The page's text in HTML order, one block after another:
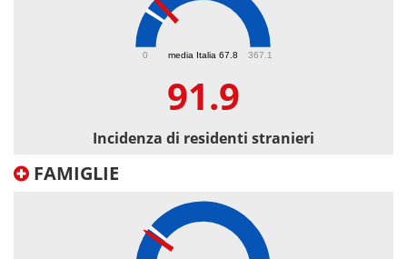
media Italia 67.8
0 367.1
91.9
Incidenza di residenti stranieri
FAMIGLIE